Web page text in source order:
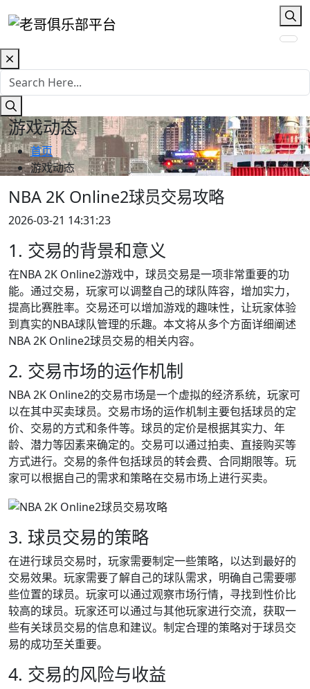
游戏动态
首页
游戏动态
NBA 2K Online2球员交易攻略
2026-03-21 14:31:23
1. 交易的背景和意义
在NBA 2K Online2游戏中，球员交易是一项非常重要的功
能。通过交易，玩家可以调整自己的球队阵容，增加实力，
提高比赛胜率。交易还可以增加游戏的趣味性，让玩家体验
到真实的NBA球队管理的乐趣。本文将从多个方面详细阐述
NBA 2K Online2球员交易的相关内容。
2. 交易市场的运作机制
NBA 2K Online2的交易市场是一个虚拟的经济系统，玩家可
以在其中买卖球员。交易市场的运作机制主要包括球员的定
价、交易的方式和条件等。球员的定价是根据其实力、年
龄、潜力等因素来确定的。交易可以通过拍卖、直接购买等
方式进行。交易的条件包括球员的转会费、合同期限等。玩
家可以根据自己的需求和策略在交易市场上进行买卖。
3. 球员交易的策略
在进行球员交易时，玩家需要制定一些策略，以达到最好的
交易效果。玩家需要了解自己的球队需求，明确自己需要哪
些位置的球员。玩家可以通过观察市场行情，寻找到性价比
较高的球员。玩家还可以通过与其他玩家进行交流，获取一
些有关球员交易的信息和建议。制定合理的策略对于球员交
易的成功至关重要。
4. 交易的风险与收益